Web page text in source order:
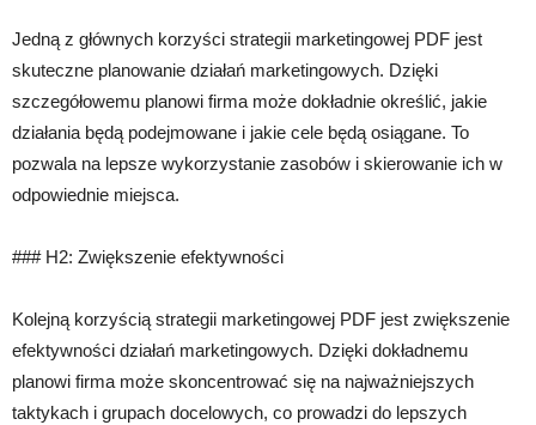
Jedną z głównych korzyści strategii marketingowej PDF jest
skuteczne planowanie działań marketingowych. Dzięki
szczegółowemu planowi firma może dokładnie określić, jakie
działania będą podejmowane i jakie cele będą osiągane. To
pozwala na lepsze wykorzystanie zasobów i skierowanie ich w
odpowiednie miejsca.
### H2: Zwiększenie efektywności
Kolejną korzyścią strategii marketingowej PDF jest zwiększenie
efektywności działań marketingowych. Dzięki dokładnemu
planowi firma może skoncentrować się na najważniejszych
taktykach i grupach docelowych, co prowadzi do lepszych